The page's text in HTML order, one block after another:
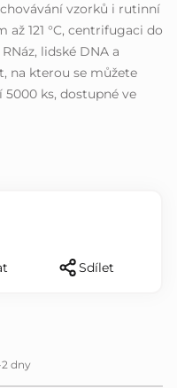
vzorků i rutinní
121 °C, centrifugaci do
lidské DNA a
na kterou se můžete
ks, dostupné ve
Sdílet
dny